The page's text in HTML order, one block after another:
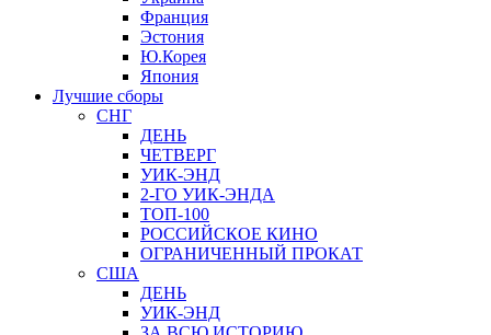
Франция
Эстония
Ю.Корея
Япония
Лучшие сборы
СНГ
ДЕНЬ
ЧЕТВЕРГ
УИК-ЭНД
2-ГО УИК-ЭНДА
ТОП-100
РОССИЙСКОЕ КИНО
ОГРАНИЧЕННЫЙ ПРОКАТ
США
ДЕНЬ
УИК-ЭНД